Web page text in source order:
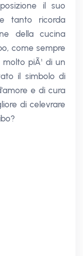
il suo
tanto ricorda
della cucina
come sempre
piÃ¹ di un
il simbolo di
e di cura
di celevrare